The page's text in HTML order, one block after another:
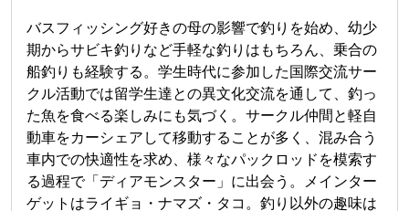
バスフィッシング好きの母の影響で釣りを始め、幼少
期からサビキ釣りなど手軽な釣りはもちろん、乗合の
船釣りも経験する。学生時代に参加した国際交流サー
クル活動では留学生達との異文化交流を通して、釣っ
た魚を食べる楽しみにも気づく。サークル仲間と軽自
動車をカーシェアして移動することが多く、混み合う
車内での快適性を求め、様々なパックロッドを模索す
る過程で「ディアモンスター」に出会う。メインター
ゲットはライギョ・ナマズ・タコ。釣り以外の趣味は